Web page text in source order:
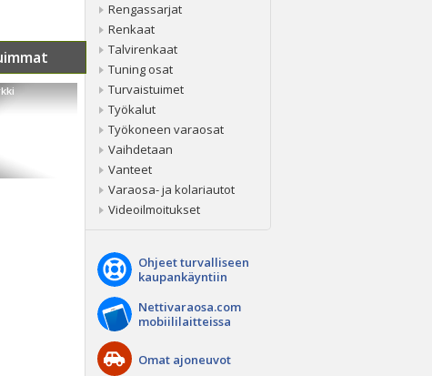
Rengassarjat
Renkaat
Talvirenkaat
Tuning osat
Turvaistuimet
Työkalut
Työkoneen varaosat
Vaihdetaan
Vanteet
Varaosa- ja kolariautot
Videoilmoitukset
Ohjeet turvalliseen
kaupankäyntiin
Nettivaraosa.com
mobiililaitteissa
Omat ajoneuvot